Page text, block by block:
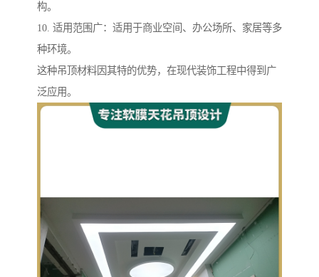
构。
10. 适用范围广：适用于商业空间、办公场所、家居等多
种环境。
这种吊顶材料因其特的优势，在现代装饰工程中得到广
泛应用。